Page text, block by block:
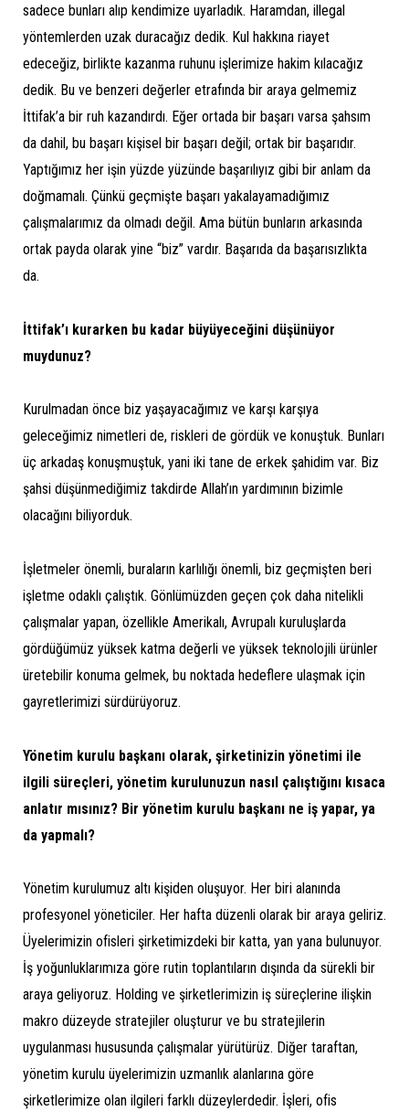
sadece bunları alıp kendimize uyarladık. Haramdan, illegal
yöntemlerden uzak duracağız dedik. Kul hakkına riayet
edeceğiz, birlikte kazanma ruhunu işlerimize hakim kılacağız
dedik. Bu ve benzeri değerler etrafında bir araya gelmemiz
İttifak’a bir ruh kazandırdı. Eğer ortada bir başarı varsa şahsım
da dahil, bu başarı kişisel bir başarı değil; ortak bir başarıdır.
Yaptığımız her işin yüzde yüzünde başarılıyız gibi bir anlam da
doğmamalı. Çünkü geçmişte başarı yakalayamadığımız
çalışmalarımız da olmadı değil. Ama bütün bunların arkasında
ortak payda olarak yine “biz” vardır. Başarıda da başarısızlıkta
da.
İttifak’ı kurarken bu kadar büyüyeceğini düşünüyor
muydunuz?
Kurulmadan önce biz yaşayacağımız ve karşı karşıya
geleceğimiz nimetleri de, riskleri de gördük ve konuştuk. Bunları
üç arkadaş konuşmuştuk, yani iki tane de erkek şahidim var. Biz
şahsi düşünmediğimiz takdirde Allah’ın yardımının bizimle
olacağını biliyorduk.
İşletmeler önemli, buraların karlılığı önemli, biz geçmişten beri
işletme odaklı çalıştık. Gönlümüzden geçen çok daha nitelikli
çalışmalar yapan, özellikle Amerikalı, Avrupalı kuruluşlarda
gördüğümüz yüksek katma değerli ve yüksek teknolojili ürünler
üretebilir konuma gelmek, bu noktada hedeflere ulaşmak için
gayretlerimizi sürdürüyoruz.
Yönetim kurulu başkanı olarak, şirketinizin yönetimi ile
ilgili süreçleri, yönetim kurulunuzun nasıl çalıştığını kısaca
anlatır mısınız? Bir yönetim kurulu başkanı ne iş yapar, ya
da yapmalı?
Yönetim kurulumuz altı kişiden oluşuyor. Her biri alanında
profesyonel yöneticiler. Her hafta düzenli olarak bir araya geliriz.
Üyelerimizin ofisleri şirketimizdeki bir katta, yan yana bulunuyor.
İş yoğunluklarımıza göre rutin toplantıların dışında da sürekli bir
araya geliyoruz. Holding ve şirketlerimizin iş süreçlerine ilişkin
makro düzeyde stratejiler oluşturur ve bu stratejilerin
uygulanması hususunda çalışmalar yürütürüz. Diğer taraftan,
yönetim kurulu üyelerimizin uzmanlık alanlarına göre
şirketlerimize olan ilgileri farklı düzeylerdedir. İşleri, ofis